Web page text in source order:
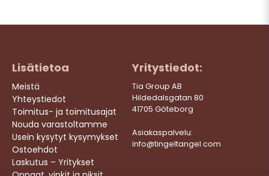
Lisätietoa
Meistä
Yhteystiedot
Toimitus- ja toimitusajat
Nouda varastoltamme
Usein kysytyt kysymykset
Ostoehdot
Laskutus – Yritykset
Yritystiedot:
Tia Group AB
Hildedalsgatan 80
41705 Göteborg
Asiakaspalvelu:
info@tingeltangel.com